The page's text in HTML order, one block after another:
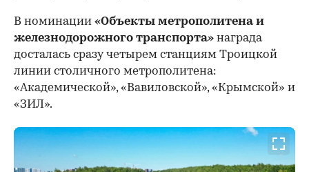
В номинации «Объекты метрополитена и
железнодорожного транспорта» награда
досталась сразу четырем станциям Троицкой
линии столичного метрополитена:
«Академической», «Вавиловской», «Крымской» и
«ЗИЛ».